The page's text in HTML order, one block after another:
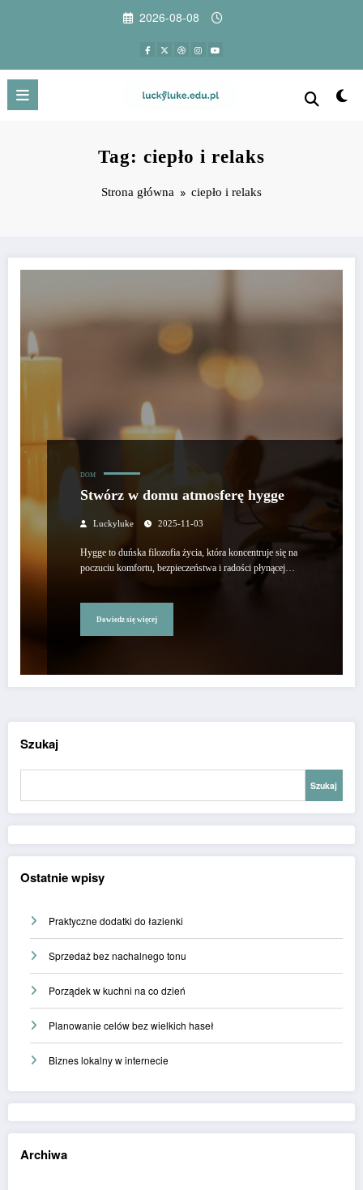
2026-08-08
Tag: ciepło i relaks
Strona główna ciepło i relaks
DOM
Stwórz w domu atmosferę hygge
Luckyluke 2025-11-03
Hygge to duńska filozofia życia, która koncentruje się na
poczuciu komfortu, bezpieczeństwa i radości płynącej…
Dowiedz się więcej
Szukaj
Szukaj
Ostatnie wpisy
Praktyczne dodatki do łazienki
Sprzedaż bez nachalnego tonu
Porządek w kuchni na co dzień
Planowanie celów bez wielkich haseł
Biznes lokalny w internecie
Archiwa